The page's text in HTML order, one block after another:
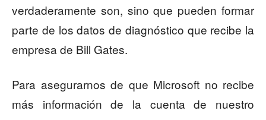
verdaderamente son, sino que pueden formar
parte de los datos de diagnóstico que recibe la
empresa de Bill Gates.
Para asegurarnos de que Microsoft no recibe
más información de la cuenta de nuestro